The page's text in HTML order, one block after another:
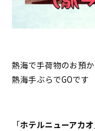
熱海で手荷物のお預
熱海手ぶらでGOです
「ホテルニューアカオ